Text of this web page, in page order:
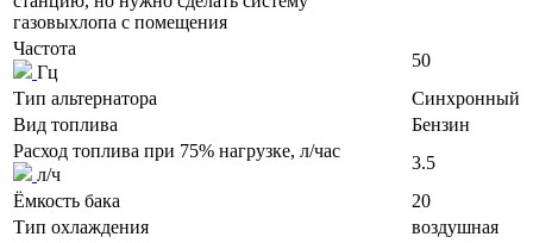
газовыхлопа с помещения
Частота
Гц
50
Тип альтернатора
Синхронный
Вид топлива
Бензин
Расход топлива при 75% нагрузке, л/час
л/ч
3.5
Ёмкость бака
20
Тип охлаждения
воздушная